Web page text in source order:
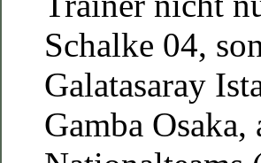
Schalke 04,
Galatasaray
Gamba